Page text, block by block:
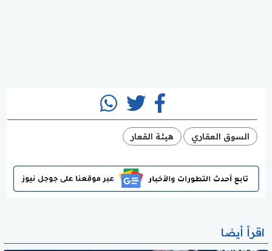
السوق العقاري هيئة القعار
اقرأ أيضا